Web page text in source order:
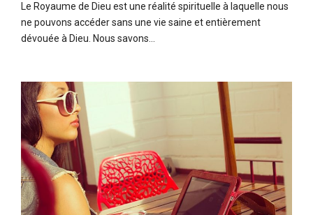
Le Royaume de Dieu est une réalité spirituelle à laquelle nous
ne pouvons accéder sans une vie saine et entièrement
dévouée à Dieu. Nous savons…